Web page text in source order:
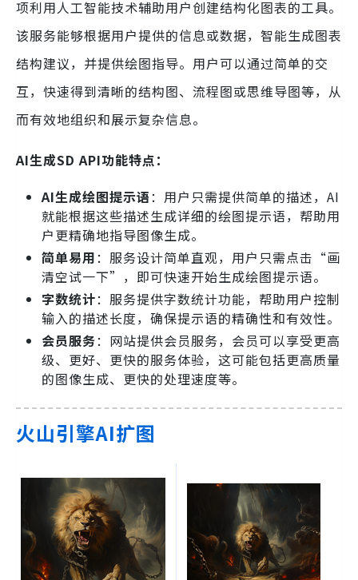
项利用人工智能技术辅助用户创建结构化图表的工具。
该服务能够根据用户提供的信息或数据，智能生成图表
结构建议，并提供绘图指导。用户可以通过简单的交
互，快速得到清晰的结构图、流程图或思维导图等，从
而有效地组织和展示复杂信息。
AI生成SD API功能特点：
AI生成绘图提示语：用户只需提供简单的描述，AI
就能根据这些描述生成详细的绘图提示语，帮助用
户更精确地指导图像生成。
简单易用：服务设计简单直观，用户只需点击“画
清空试一下”，即可快速开始生成绘图提示语。
字数统计：服务提供字数统计功能，帮助用户控制
输入的描述长度，确保提示语的精确性和有效性。
会员服务：网站提供会员服务，会员可以享受更高
级、更好、更快的服务体验，这可能包括更高质量
的图像生成、更快的处理速度等。
火山引擎AI扩图